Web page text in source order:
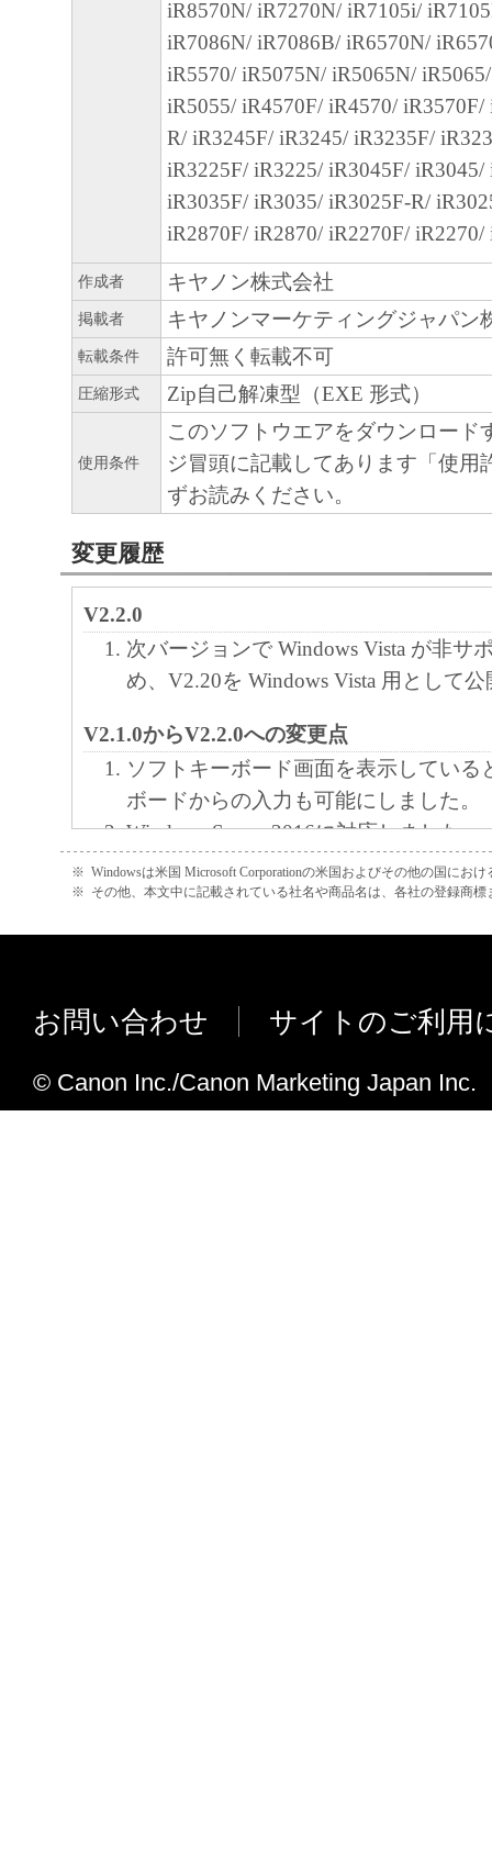
(3)キヤノン、キヤノンのライセンサー、
社、それらの販売代理店および販売店は、
ェア」または「許諾ソフトウェア」の使用
連してお客様と第三者との間に生じたいか
ても、一切責任を負わないものとします。
８．契約期間
(1)本契約書は、お客様が『同意』を示す
リックした時点で発効し、下記(2)または
るまで有効に存続します。
(2)お客様は、「許諾ソフトウェア」および
べてをアンインストール、廃棄および消去
り、本契約書を終了させることができます
(3)お客様が本契約書のいずれかの条項に違
契約書は直ちに終了します。
(4)お客様は、上記(3)による本契約書の終
諾ソフトウェア」およびその複製物のすべ
トール、廃棄および消去するものとします
９．U.S. GOVERNMENT RESTRICTED
The Software is a “commercial item,” as that
C.F.R. 2.101 (Oct 1995), consisting of
software” and “commercial computer software
such terms are used in 48 C.F.R. 12.212 (Sept
with 48 C.F.R. 12.212 and 48 C.F.R.
227.7202-4 (June 1995), all U.S. Government
acquire the Software with only those rights set
Manufacturer is Canon Inc./30-2,
ku, Tokyo 146-8501, Japan.
１０．分離可能性
本契約書のいずれかの条項またはその一部
効となった場合でも、本契約書のそれ以外
iR8570N/ iR7270N/ iR7105i/
iR7086N/ iR7086B/ iR6570N/
iR5570/ iR5075N/ iR5065N/
iR5055/ iR4570F/ iR4570/ iR3570F/
R/ iR3245F/ iR3245/ iR3235F/
iR3225F/ iR3225/ iR3045F/ iR3045/
iR3035F/ iR3035/ iR3025F-R/
iR2870F/ iR2870/ iR2270F/ iR2270/
作成者 キヤノン株式会社
掲載者 キヤノンマーケティングジャパン
転載条件 許可無く転載不可
圧縮形式 Zip自己解凍型（EXE 形式）
使用条件
このソフトウエアをダウンロード
ジ冒頭に記載してあります「使用
ずお読みください。
変更履歴
V2.2.0
次バージョンで Windows Vista が非サ
め、V2.20を Windows Vista 用として
V2.1.0からV2.2.0への変更点
ソフトキーボード画面を表示している
ボードからの入力も可能にしました。
Windows Server 2016に対応しました。
V2.0.0からV2.1.0への変更点
の操作パネルでドラッグ／フリックし
※ プラットフォームバージョンV3.4以
インストール時に表示されるEULAを
※ Windowsは米国 Microsoft Corporationの米国およびその他の国にお
※ その他、本文中に記載されている社名や商品名は、各社の登録商標
お問い合わせ サイトのご利用
© Canon Inc./Canon Marketing Japan Inc.